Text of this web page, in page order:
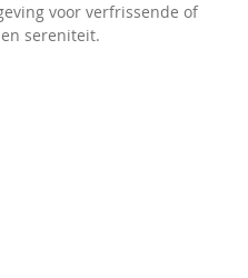
voor verfrissende of
sereniteit.